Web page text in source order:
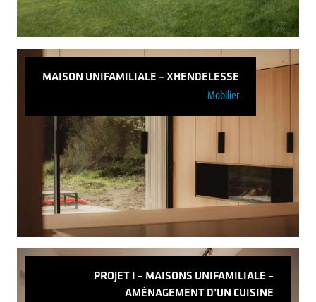
Maison unifamiliale – Argenteau
MAISON UNIFAMILIALE – XHENDELESSE
Mobilier
PROJET I – MAISONS UNIFAMILIALE –
AMÉNAGEMENT D’UN CUISINE